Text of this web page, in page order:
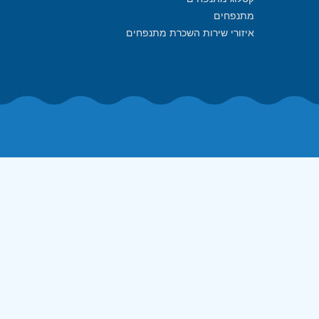
מתנפחים
איזורי שירות השכרת מתנפחים